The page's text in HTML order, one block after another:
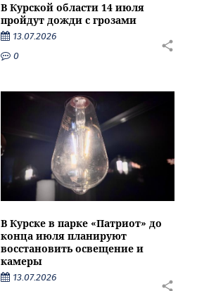
В Курской области 14 июля
пройдут дожди с грозами
13.07.2026
0
В Курске в парке «Патриот» до
конца июля планируют
восстановить освещение и
камеры
13.07.2026